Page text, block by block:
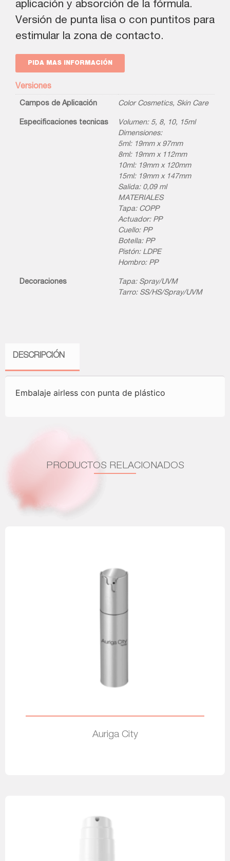
aplicación y absorción de la fórmula.
Versión de punta lisa o con puntitos para
estimular la zona de contacto.
PIDA MAS INFORMACIÓN
Versiones
Campos de Aplicación Color Cosmetics, Skin Care
Especificaciones tecnicas
Volumen: 5, 8, 10, 15ml
Dimensiones:
5ml: 19mm x 97mm
8ml: 19mm x 112mm
10ml: 19mm x 120mm
15ml: 19mm x 147mm
Salida: 0,09 ml
MATERIALES
Tapa: COPP
Actuador: PP
Cuello: PP
Botella: PP
Pistón: LDPE
Hombro: PP
Decoraciones
Tapa: Spray/UVM
Tarro: SS/HS/Spray/UVM
DESCRIPCIÓN
Embalaje airless con punta de plástico
PRODUCTOS RELACIONADOS
Auriga City